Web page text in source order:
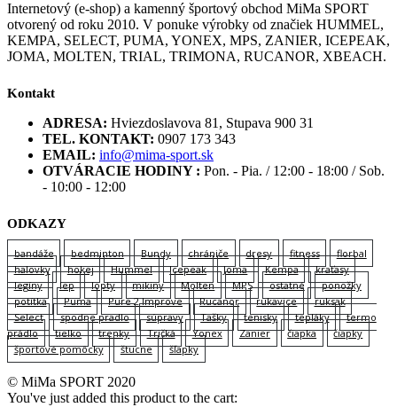
Internetový (e-shop) a kamenný športový obchod MiMa SPORT
otvorený od roku 2010. V ponuke výrobky od značiek HUMMEL,
KEMPA, SELECT, PUMA, YONEX, MPS, ZANIER, ICEPEAK,
JOMA, MOLTEN, TRIAL, TRIMONA, RUCANOR, XBEACH.
Kontakt
ADRESA: Hviezdoslavova 81, Stupava 900 31
TEL. KONTAKT: 0907 173 343
EMAIL: info@mima-sport.sk
OTVÁRACIE HODINY : Pon. - Pia. / 12:00 - 18:00 / Sob.
- 10:00 - 12:00
ODKAZY
bandáže bedminton Bundy chrániče dresy fitness
florbal
halovky
hokej Hummel Icepeak Joma Kempa
kraťasy
legíny
lep lopty mikiny Molten MPS ostatné
ponožky
potítka
Puma Pure 2 Improve Rucanor rukavice
ruksak
Select
spodne pradlo súpravy Tašky tenisky tepláky
termo
prádlo
tielko trenky Tričká Yonex Zanier čiapka
čiapky
športové pomôcky
štucne šľapky
© MiMa SPORT 2020
You've just added this product to the cart: